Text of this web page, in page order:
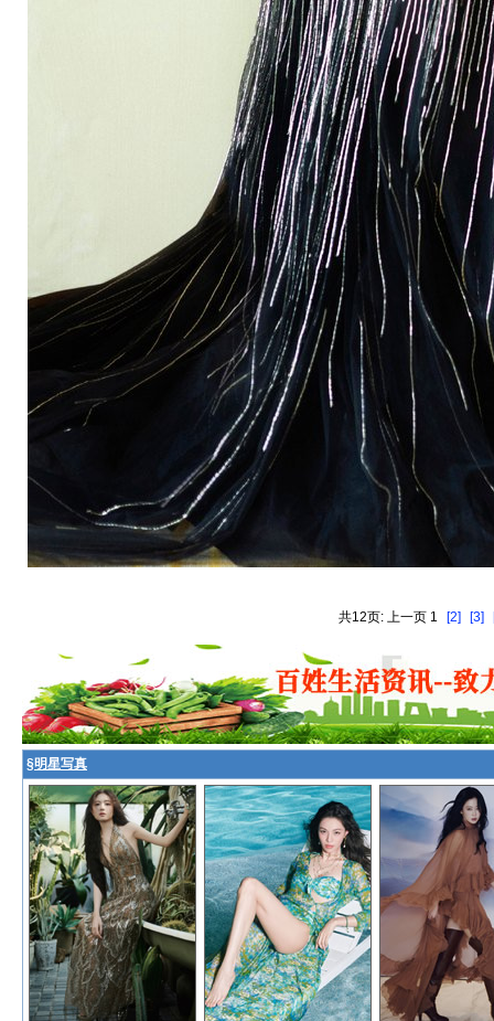
共12页: 上一页 1 [2] [3]
§明星写真